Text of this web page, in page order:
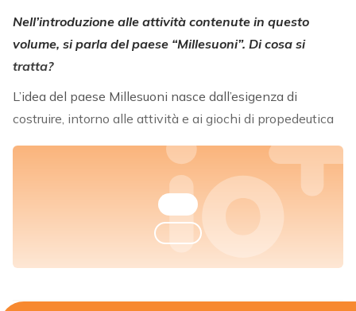
Nell’introduzione alle attività contenute in questo
volume, si parla del paese “Millesuoni”. Di cosa si
tratta?
L’idea del paese Millesuoni nasce dall’esigenza di
costruire, intorno alle attività e ai giochi di propedeutica